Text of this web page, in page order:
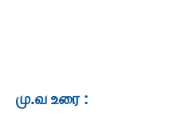
மு.வ உரை :